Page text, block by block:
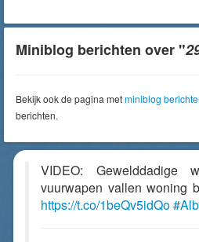
Miniblog berichten over "
Bekijk ook de pagina metminiblog
berichten.
VIDEO: Gewelddadige
vuurwapen vallen woning
https://t.co/1beQv5idQo